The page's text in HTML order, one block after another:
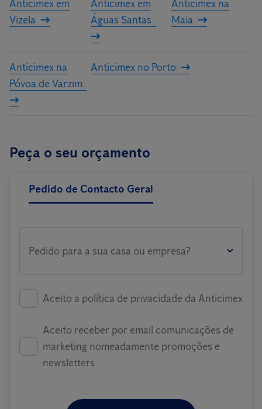
Anticimex em
Vizela
Anticimex em
Águas Santas
Anticimex na
Maia
Anticimex na
Póvoa de Varzim
Anticimex no Porto
Peça o seu orçamento
Pedido de Contacto Geral
Pedido para a sua casa ou empresa?
Aceito a política de privacidade da Anticimex
Aceito receber por email comunicações de
marketing nomeadamente promoções e
newsletters